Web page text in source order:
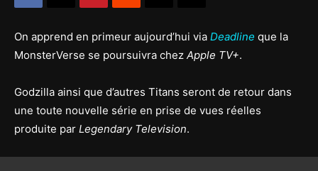
On apprend en primeur aujourd’hui via Deadline que la
MonsterVerse se poursuivra chez Apple TV+.
Godzilla ainsi que d’autres Titans seront de retour dans
une toute nouvelle série en prise de vues réelles
produite par Legendary Television.